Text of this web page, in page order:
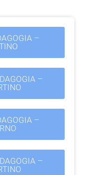
–
–
–
–